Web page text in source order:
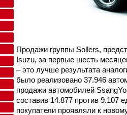
Продажи группы Sollers,
Isuzu, за первые шесть
– это лучше результата
было реализовано 37.946
продажи автомобилей
составив 14.877 против 9.107
покупатели проявляли к